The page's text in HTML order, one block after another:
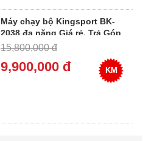
Máy chạy bộ Kingsport BK-
2038 đa năng Giá rẻ, Trả Góp
0%
15,800,000 đ
9,900,000 đ KM